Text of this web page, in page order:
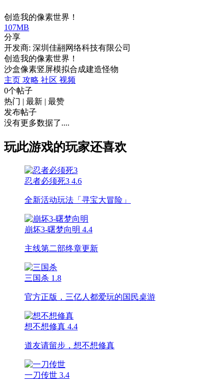
创造我的像素世界！
107MB
分享
开发商: 深圳佳翮网络科技有限公司
创造我的像素世界！
沙盒像素竖屏模拟合成建造怪物
主页 攻略 社区 视频
0个帖子
热门 | 最新 | 最赞
发布帖子
没有更多数据了....
玩此游戏的玩家还喜欢
忍者必须死3 4.6
全新活动玩法「寻宝大冒险」
崩坏3-曙梦向明 4.4
主线第二部终章更新
三国杀 1.8
官方正版，三亿人都爱玩的国民桌游
想不想修真 4.4
道友请留步，想不想修真
一刀传世 3.4